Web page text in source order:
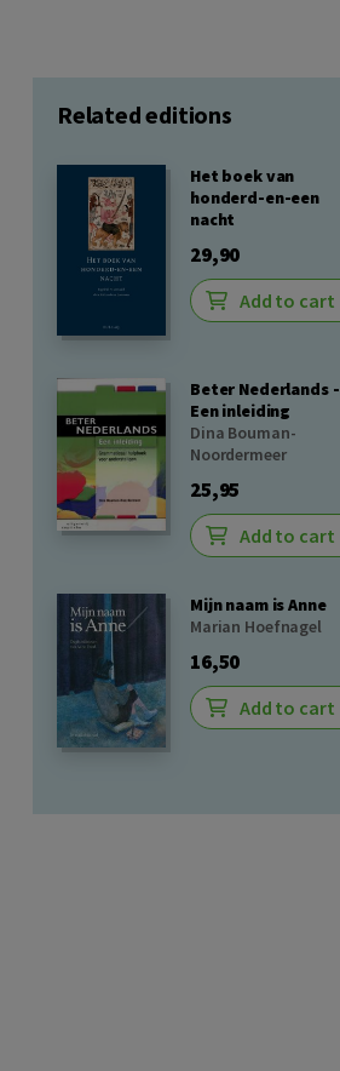
Related editions
Het boek van
honderd-en-een
nacht
29,90
Add to cart
Beter Nederlands -
Een inleiding
Dina Bouman-
Noordermeer
25,95
Add to cart
Mijn naam is Anne
Marian Hoefnagel
16,50
Add to cart